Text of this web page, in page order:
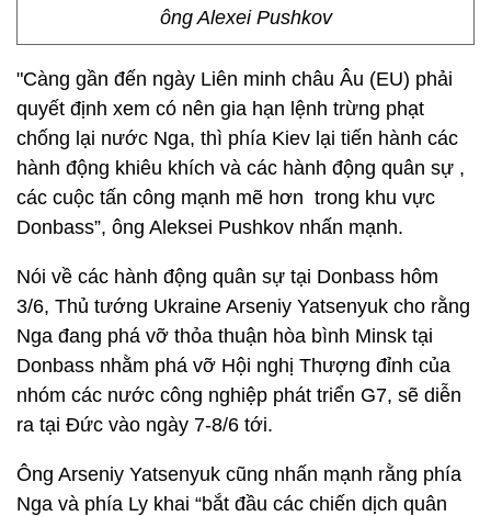
ông Alexei Pushkov
"Càng gần đến ngày Liên minh châu Âu (EU) phải
quyết định xem có nên gia hạn lệnh trừng phạt
chống lại nước Nga, thì phía Kiev lại tiến hành các
hành động khiêu khích và các hành động quân sự ,
các cuộc tấn công mạnh mẽ hơn trong khu vực
Donbass”, ông Aleksei Pushkov nhấn mạnh.
Nói về các hành động quân sự tại Donbass hôm
3/6, Thủ tướng Ukraine Arseniy Yatsenyuk cho rằng
Nga đang phá vỡ thỏa thuận hòa bình Minsk tại
Donbass nhằm phá vỡ Hội nghị Thượng đỉnh của
nhóm các nước công nghiệp phát triển G7, sẽ diễn
ra tại Đức vào ngày 7-8/6 tới.
Ông Arseniy Yatsenyuk cũng nhấn mạnh rằng phía
Nga và phía Ly khai “bắt đầu các chiến dịch quân